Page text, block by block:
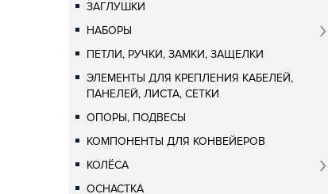
ЗАГЛУШКИ
НАБОРЫ
ПЕТЛИ, РУЧКИ, ЗАМКИ, ЗАЩЕЛКИ
ЭЛЕМЕНТЫ ДЛЯ КРЕПЛЕНИЯ КАБЕЛЕЙ,
ПАНЕЛЕЙ, ЛИСТА, СЕТКИ
ОПОРЫ, ПОДВЕСЫ
КОМПОНЕНТЫ ДЛЯ КОНВЕЙЕРОВ
КОЛЁСА
ОСНАСТКА